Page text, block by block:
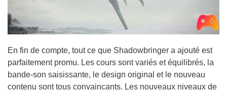
En fin de compte, tout ce que Shadowbringer a ajouté est
parfaitement promu. Les cours sont variés et équilibrés, la
bande-son saisissante, le design original et le nouveau
contenu sont tous convaincants. Les nouveaux niveaux de